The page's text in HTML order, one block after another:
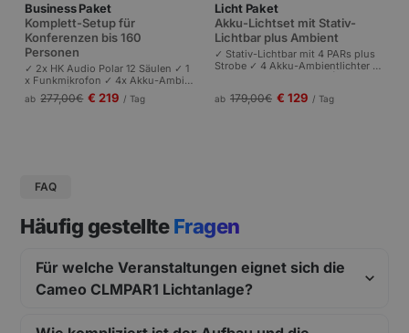
Business Paket
Komplett-Setup für
Konferenzen bis 160
Personen
✓ 2x HK Audio Polar 12 Säulen ✓ 1
x Funkmikrofon ✓ 4x Akku-Ambie
ntlichter | Komplettes Setup für Ta
gungen und Pressekonferenzen |
ab 277,00€ € 219 / Tag
Licht Paket
Akku-Lichtset mit Stativ-
Lichtbar plus Ambient
✓ Stativ-Lichtbar mit 4 PARs plus
Strobe ✓ 4 Akku-Ambientlichter ✓
ersonen.
ab 179,00€ € 129 / Tag
FAQ
Häufig gestellteFragen
Für welche Veranstaltungen eignet sich die
Cameo CLMPAR1 Lichtanlage?